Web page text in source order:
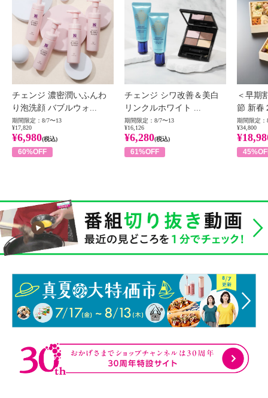
チェンジ 濃密潤いふんわ
り泡洗顔 バブルウォ...
期間限定：8/7〜13
¥17,820
¥6,980(税込)
60%OFF
チェンジ シワ改善＆美白
リンクルホワイト ...
期間限定：8/7〜13
¥16,126
¥6,280(税込)
61%OFF
＜早期
節 新春
期間限定：
¥34,800